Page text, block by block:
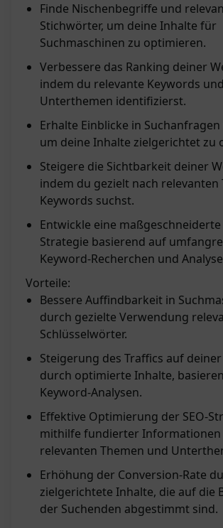
Finde Nischenbegriffe und
Stichwörter, um deine Inhalte für
Suchmaschinen zu optimieren.
Verbessere das Ranking deiner
indem du relevante Keywords und
Unterthemen identifizierst.
Erhalte Einblicke in
um deine Inhalte zielgerichtet zu
Steigere die Sichtbarkeit deiner
indem du gezielt nach relevanten
Keywords suchst.
Entwickle eine
Strategie basierend auf
Keyword-Recherchen und
Vorteile:
Bessere Auffindbarkeit in
durch gezielte Verwendung
Schlüsselwörter.
Steigerung des Traffics auf
durch optimierte Inhalte,
Keyword-Analysen.
Effektive Optimierung der SEO-
mithilfe fundierter Informationen
relevanten Themen und
Erhöhung der Conversion-Rate
zielgerichtete Inhalte, die auf die
der Suchenden abgestimmt sind.